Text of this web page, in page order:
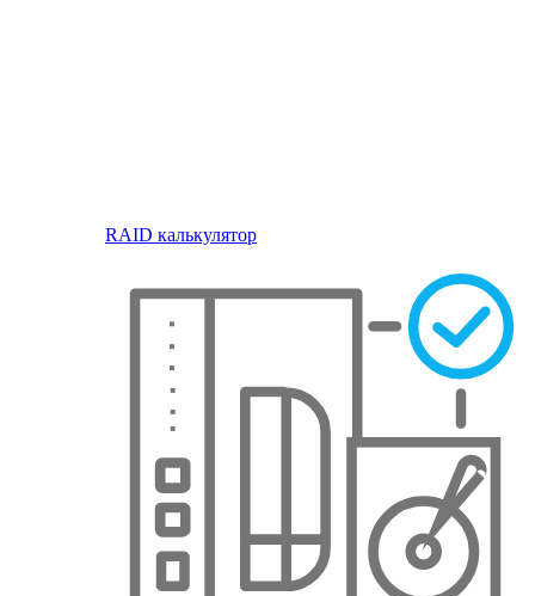
RAID калькулятор